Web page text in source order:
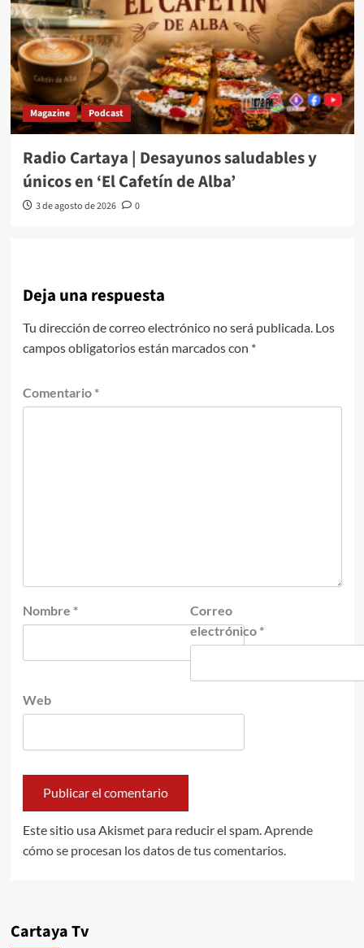
Magazine Podcast
Radio Cartaya | Desayunos saludables y
únicos en ‘El Cafetín de Alba’
3 de agosto de 2026 0
Deja una respuesta
Tu dirección de correo electrónico no será publicada. Los
campos obligatorios están marcados con *
Comentario *
Nombre *
Correo
electrónico *
Web
Este sitio usa Akismet para reducir el spam. Aprende
cómo se procesan los datos de tus comentarios.
Cartaya Tv